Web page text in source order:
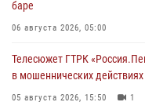
баре
06 августа 2026, 05:00
Телесюжет ГТРК
в мошеннических
05 августа 2026, 15:50 1